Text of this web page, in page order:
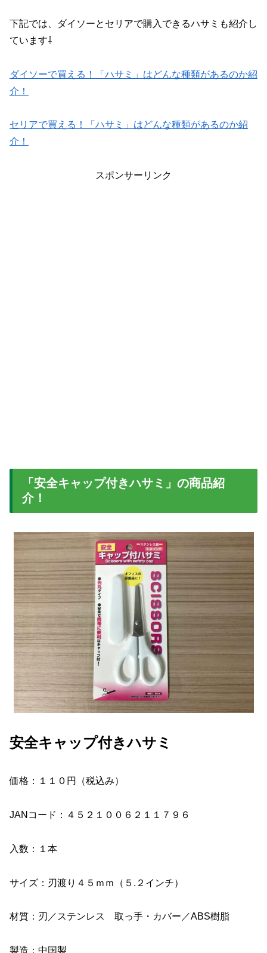
下記では、ダイソーとセリアで購入できるハサミも紹介し
ています⇩
ダイソーで買える！「ハサミ」はどんな種類があるのか紹
介！
セリアで買える！「ハサミ」はどんな種類があるのか紹
介！
スポンサーリンク
「安全キャップ付きハサミ」の商品紹
介！
安全キャップ付きハサミ
価格：１１０円（税込み）
JANコード：４５２１００６２１１７９６
入数：１本
サイズ：刃渡り４５ｍｍ（５.２インチ）
材質：刃／ステンレス 取っ手・カバー／ABS樹脂
製造：中国製